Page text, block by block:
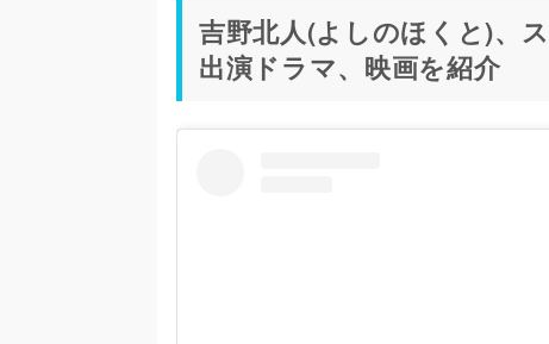
吉野北人(よしのほくと)、
出演ドラマ、映画を紹介